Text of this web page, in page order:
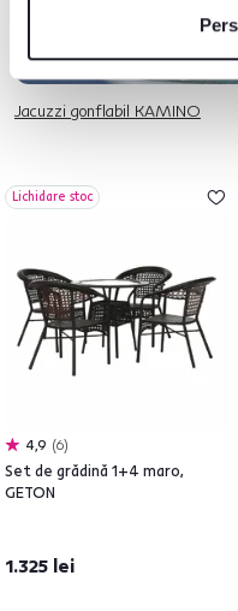
Jacuzzi gonflabil KAMINO
Lichidare stoc
4,9 6
Set de grădină 1+4 maro,
GETON
1.325 lei